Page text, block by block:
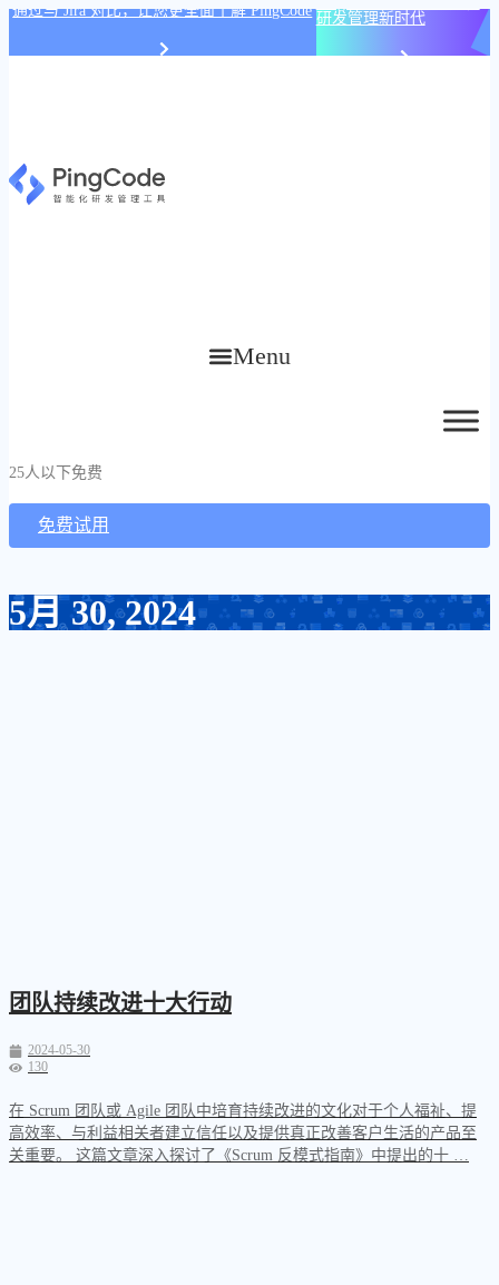
通过与 Jira 对比，让您更全面了解 PingCode 研发管理新时代
Menu
25人以下免费
免费试用
5月 30, 2024
团队持续改进十大行动
2024-05-30
130
在 Scrum 团队或 Agile 团队中培育持续改进的文化对于个人福祉、提
高效率、与利益相关者建立信任以及提供真正改善客户生活的产品至
关重要。 这篇文章深入探讨了《Scrum 反模式指南》中提出的十 …